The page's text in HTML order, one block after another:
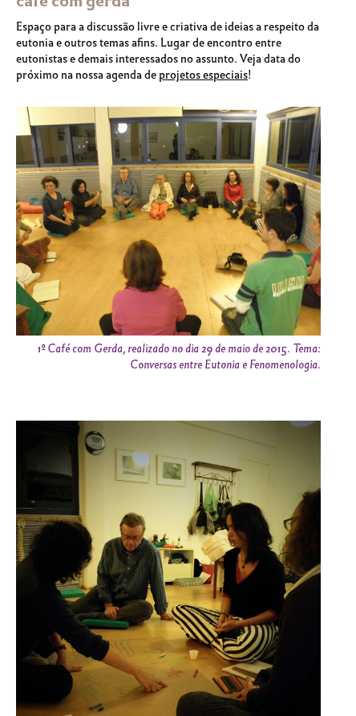
Espaço para a discussão livre e criativa de ideias a respeito da
eutonia e outros temas afins. Lugar de encontro entre
eutonistas e demais interessados no assunto. Veja data do
próximo na nossa agenda deprojetos especiais!
1º Café com Gerda, realizado no dia 29 de maio de 2015. Tema:
Conversas entre Eutonia e Fenomenologia.